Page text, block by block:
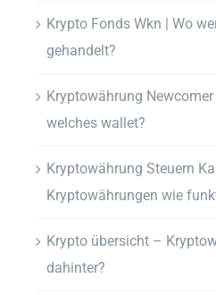
Krypto Fonds Wkn | Wo
gehandelt?
Kryptowährung
welches wallet?
Kryptowährung Steuern
Kryptowährungen wie
Krypto übersicht –
dahinter?